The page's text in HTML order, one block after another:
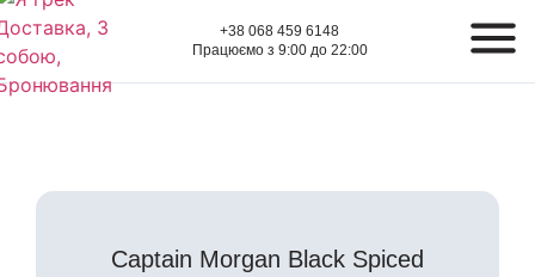
+38 068 459 6148
Працюємо з 9:00 до 22:00
Captain Morgan Black Spiced